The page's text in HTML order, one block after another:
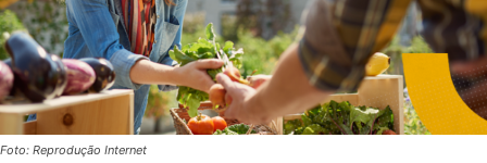
Foto: Reprodução Internet